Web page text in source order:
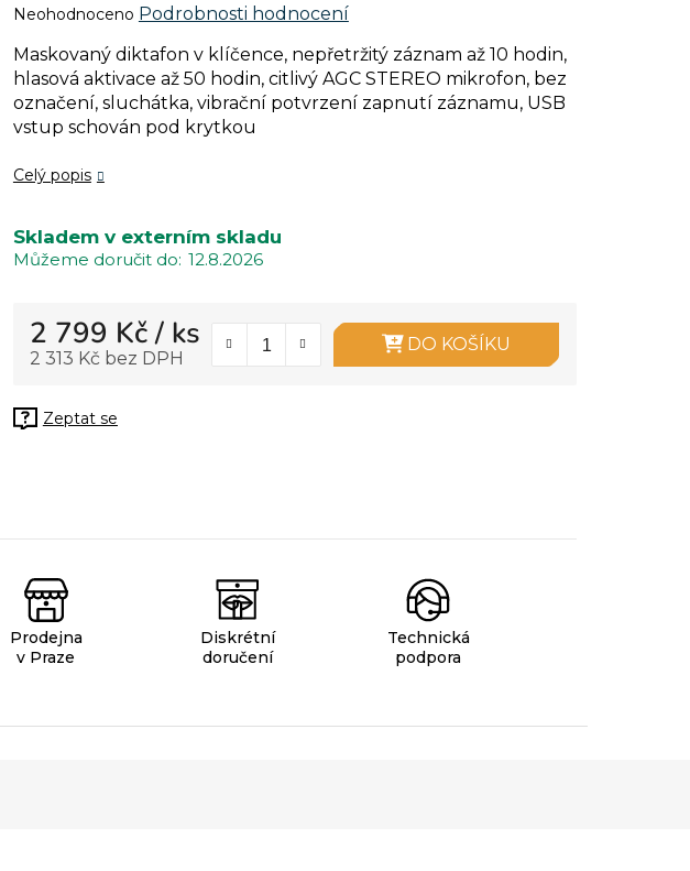
Průměrné
produktu
je
0,0
z
hvězdiček.
Neohodnoceno Podrobnosti hodnocení
Maskovaný diktafon v klíčence, nepřetržitý záznam až 10 hodin,
hlasová aktivace až 50 hodin, citlivý AGC STEREO mikrofon, bez
označení, sluchátka, vibrační potvrzení zapnutí záznamu, USB
vstup schován pod krytkou
Celý popis
Skladem v externím skladu
12.8.2026
2 799 Kč/ ks
2 313 Kč bez DPH
DO KOŠÍKU
Zeptat se
Prodejna
v Praze
Diskrétní
doručení
Technická
podpora